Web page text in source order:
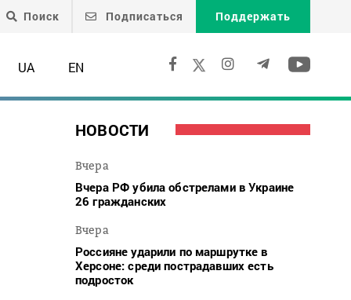
Поиск Подписаться Поддержать
UA EN
НОВОСТИ
Вчера
Вчера РФ убила обстрелами в Украине
26 гражданских
Вчера
Россияне ударили по маршрутке в
Херсоне: среди пострадавших есть
подросток